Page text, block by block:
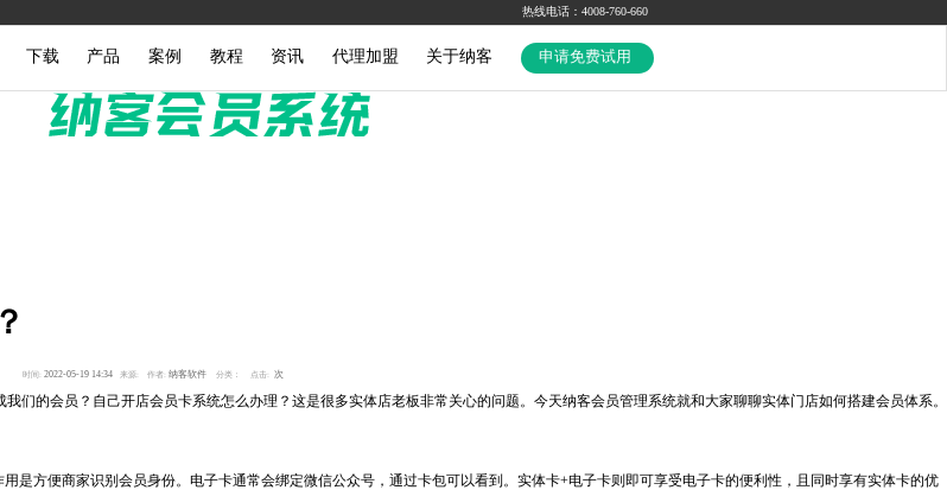
热线电话：4008-760-660
下载 产品 案例 教程 资讯 代理加盟 关于纳客 申请免费试用
时间: 2022-05-19 14:34 来源: 作者: 纳客软件 分类： 点击: 次
的会员？自己开店会员卡系统怎么办理？这是很多实体店老板非常关心的问题。今天纳客会员管理系统就和大家聊聊实体门店如何搭建会员体系。
方便商家识别会员身份。电子卡通常会绑定微信公众号，通过卡包可以看到。实体卡+电子卡则即可享受电子卡的便利性，且同时享有实体卡的优